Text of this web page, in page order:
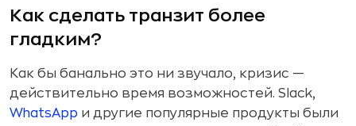
Как сделать транзит более
гладким?
Как бы банально это ни звучало, кризис —
действительно время возможностей. Slack,
WhatsApp и другие популярные продукты были